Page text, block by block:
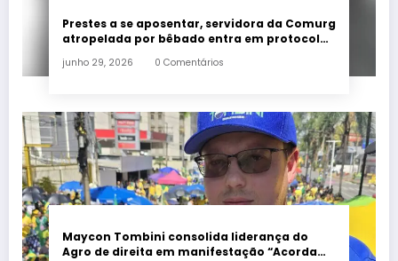
Prestes a se aposentar, servidora da Comurg
atropelada por bêbado entra em protocolo
junho 29, 2026 0 Comentários
Maycon Tombini consolida liderança do
Agro de direita em manifestação “Acorda